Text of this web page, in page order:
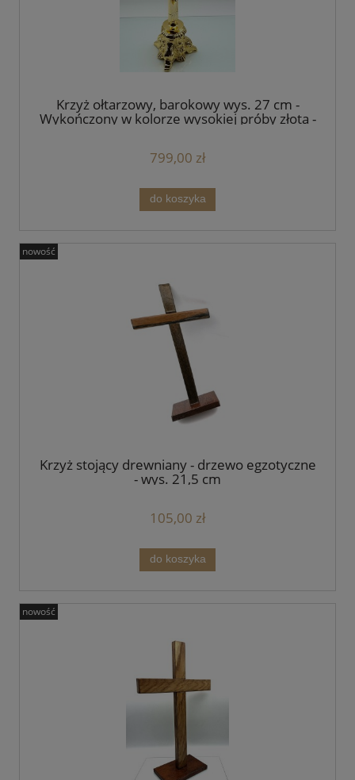
Krzyż ołtarzowy, barokowy wys. 27 cm -
Wykończony w kolorze wysokiej próby złota -
799,00 zł
do koszyka
Krzyż stojący drewniany - drzewo egzotyczne
- wys. 21,5 cm
105,00 zł
do koszyka
nowość
nowość